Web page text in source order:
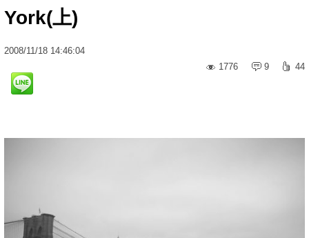
York(上)
2008/11/18 14:46:04
1776
9 44